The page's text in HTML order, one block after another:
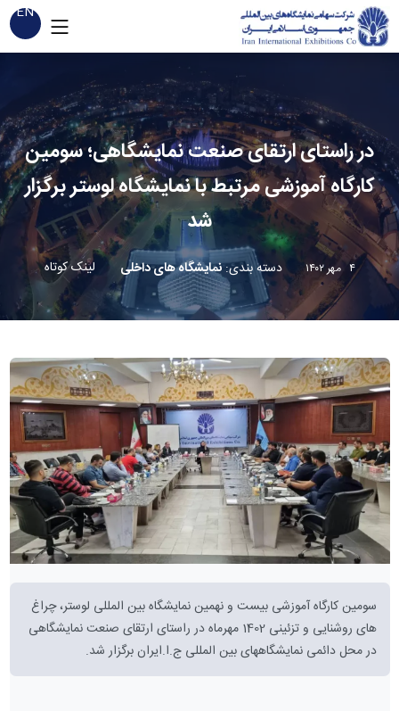
EN
در راستای ارتقای صنعت نمایشگاهی؛ سومین
کارگاه آموزشی مرتبط با نمایشگاه لوستر برگزار
شد
۴ مهر ۱۴۰۲ دسته بندی:نمایشگاه های داخلی لینک کوتاه
سومین کارگاه آموزشی بیست و نهمین نمایشگاه بین المللی لوستر، چراغ
های روشنایی و تزئینی 1402 مهرماه در راستای ارتقای صنعت نمایشگاهی
در محل دائمی نمایشگاههای بین المللی ج.ا.ایران برگزار شد.